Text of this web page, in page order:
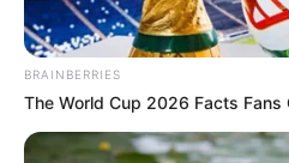
BRAINBERRIES
The World Cup 2026 Facts